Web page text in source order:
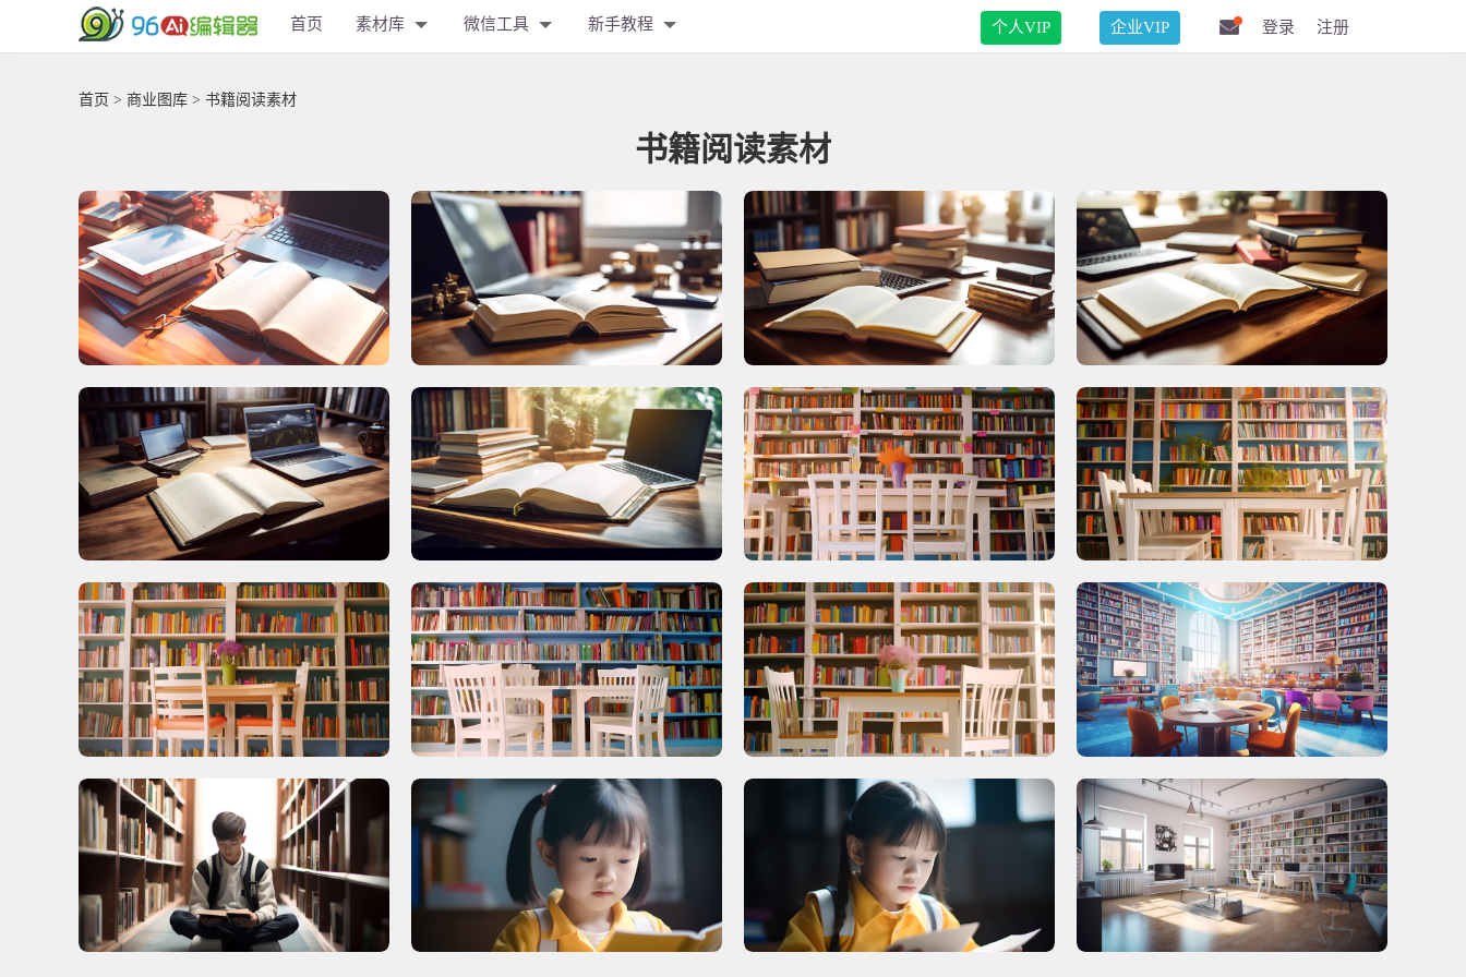
首页 素材库 微信工具 新手教程 个人VIP 企业VIP 登录 注册
首页 > 商业图库 > 书籍阅读素材
书籍阅读素材